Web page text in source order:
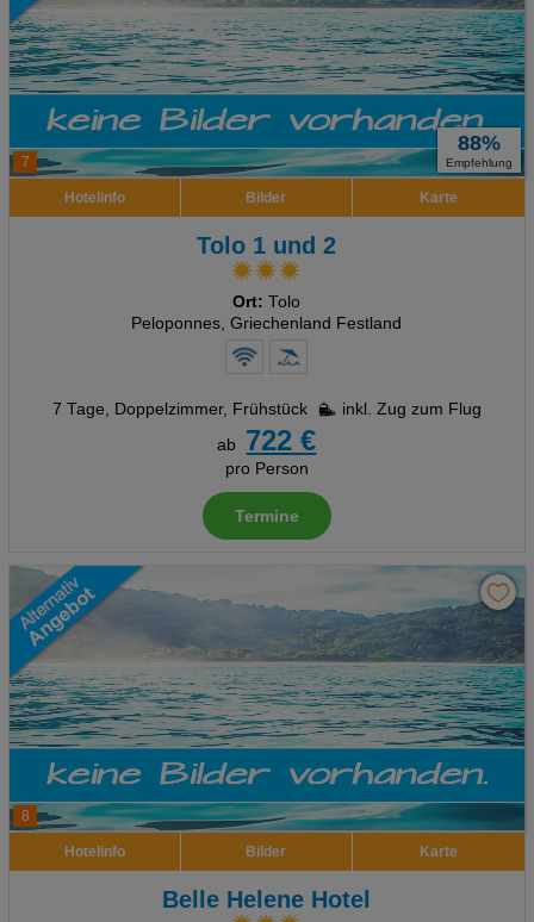
7
88%
Empfehlung
Hotelinfo Bilder Karte
Tolo 1 und 2
Ort: Tolo
Peloponnes, Griechenland Festland
7 Tage, Doppelzimmer, Frühstück
inkl. Zug zum Flug
ab
722 €
pro Person
Termine
8
Hotelinfo Bilder Karte
Belle Helene Hotel